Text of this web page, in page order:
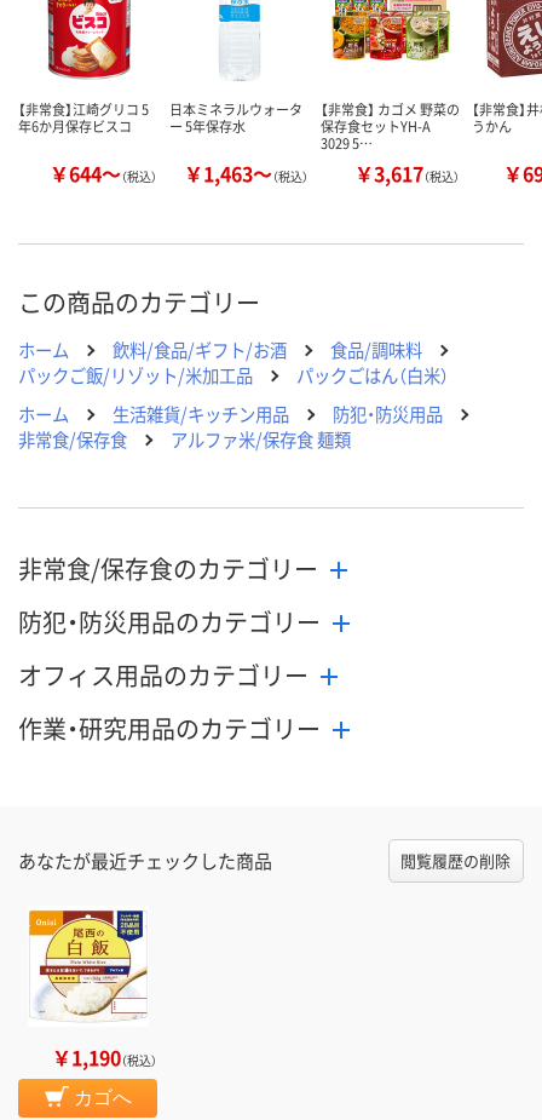
カゴへ カゴへ カ
【非常食】江崎グリコ 5
年6か月保存ビスコ
￥644～（税込）
日本ミネラルウォータ
ー 5年保存水
￥1,463～（税込）
【非常食】 カゴメ 野菜の
保存食セットYH-A
3029 5…
￥3,617（税込）
【非常食】
うかん
￥
この商品のカテゴリー
ホーム 飲料/食品/ギフト/お酒
食品/調味料
パックご飯/リゾット/米加工品
パックごはん（白米）
ホーム
生活雑貨/キッチン用品
防犯・防災用品
非常食/保存食
アルファ米/保存食 麺類
非常食/保存食のカテゴリー
防犯・防災用品のカテゴリー
オフィス用品のカテゴリー
作業・研究用品のカテゴリー
あなたが最近チェックした商品 閲覧履歴の削除
￥1,190（税込）
カゴへ